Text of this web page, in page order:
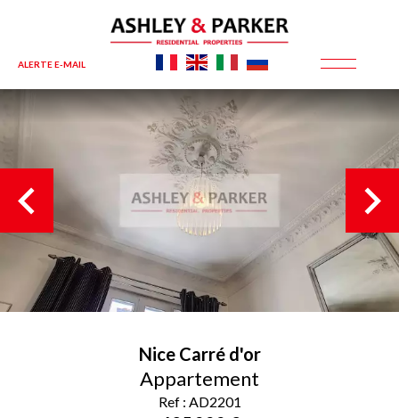
ALERTE E-MAIL
Nice Carré d'or
Appartement
Ref : AD2201